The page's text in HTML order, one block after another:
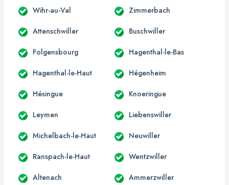
Wihr-au-Val Zimmerbach
Attenschwiller Buschwiller
Folgensbourg Hagenthal-le-Bas
Hagenthal-le-Haut Hégenheim
Hésingue Knoeringue
Leymen Liebenswiller
Michelbach-le-Haut Neuwiller
Ranspach-le-Haut Wentzwiller
Altenach Ammerzwiller